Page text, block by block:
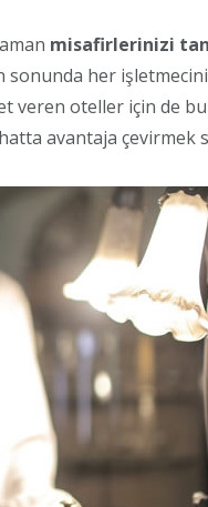
misafirlerinizi
sonunda her
veren oteller için de
avantaja çevirmek